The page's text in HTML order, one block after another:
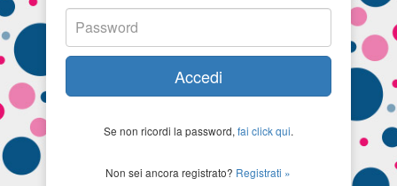
Accedi
Se non ricordi la password, fai click qui.
Non sei ancora registrato? Registrati »